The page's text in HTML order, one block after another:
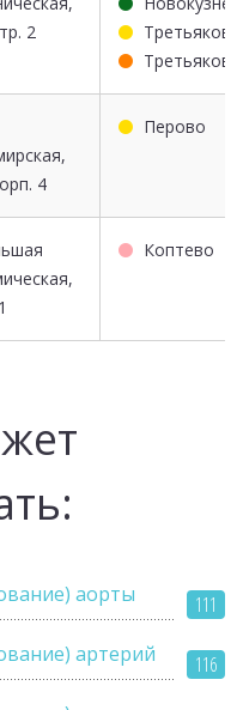
2
4
Перово
Коптево
111
аорты
116
артерий